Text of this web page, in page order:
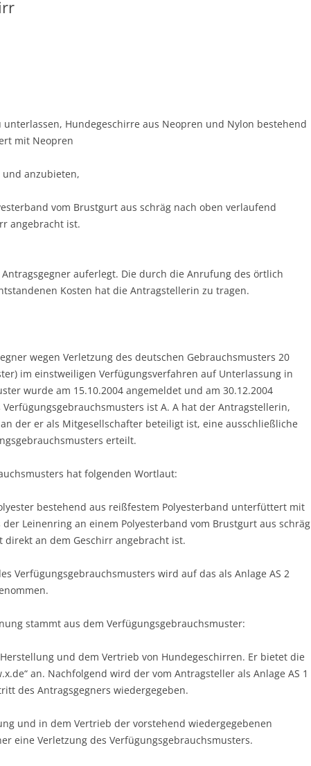
Hundegeschirre aus Neopren und Nylon bestehend
mit Neopren
anzubieten,
vom Brustgurt aus schräg nach oben verlaufend
angebracht ist.
auferlegt. Die durch die Anrufung des örtlich
Kosten hat die Antragstellerin zu tragen.
wegen Verletzung des deutschen Gebrauchsmusters 20
im einstweiligen Verfügungsverfahren auf Unterlassung in
wurde am 15.10.2004 angemeldet und am 30.12.2004
ist A. A hat der Antragstellerin,
der er als Mitgesellschafter beteiligt ist, eine ausschließliche
erteilt.
hat folgenden Wortlaut:
bestehend aus reißfestem Polyesterband unterfüttert mit
Leinenring an einem Polyesterband vom Brustgurt aus schräg
an dem Geschirr angebracht ist.
Verfügungsgebrauchsmusters wird auf das als Anlage AS 2
stammt aus dem Verfügungsgebrauchsmuster:
und dem Vertrieb von Hundegeschirren. Er bietet die
an. Nachfolgend wird der vom Antragsteller als Anlage AS 1
des Antragsgegners wiedergegeben.
und in dem Vertrieb der vorstehend wiedergegebenen
eine Verletzung des Verfügungsgebrauchsmusters.